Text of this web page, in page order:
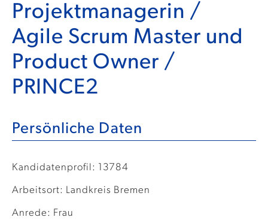
Projektmanagerin /
Agile Scrum Master und
Product Owner /
PRINCE2
Persönliche Daten
Kandidatenprofil: 13784
Arbeitsort: Landkreis Bremen
Anrede: Frau